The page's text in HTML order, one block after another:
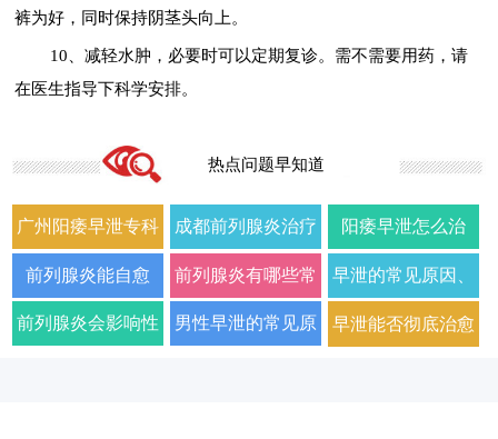
裤为好，同时保持阴茎头向上。
10、减轻水肿，必要时可以定期复诊。需不需要用药，请
在医生指导下科学安排。
热点问题早知道
广州阳痿早泄专科
门诊哪家好正规男
科医院排名
成都前列腺炎治疗
哪家男科医院好
2026年口碑推荐
阳痿早泄怎么治
疗？2026年男科专
家详解病因与科学
前列腺炎能自愈
吗？2026年科学治
前列腺炎有哪些常
见症状以及如何科
早泄的常见原因、
症状及改善方法全
前列腺炎会影响性 男性早泄的常见原 早泄能否彻底治愈